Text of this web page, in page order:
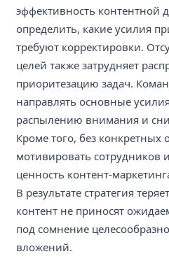
эффективность контентной
определить, какие усилия
требуют корректировки.
целей также затрудняет
приоритезацию задач.
направлять основные
распылению внимания и
Кроме того, без конкретных
мотивировать сотрудников
ценность контент-
В результате стратегия
контент не приносят
под сомнение
вложений.